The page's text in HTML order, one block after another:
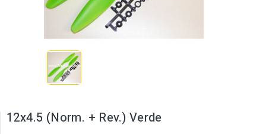
12x4.5 (Norm. + Rev.) Verde